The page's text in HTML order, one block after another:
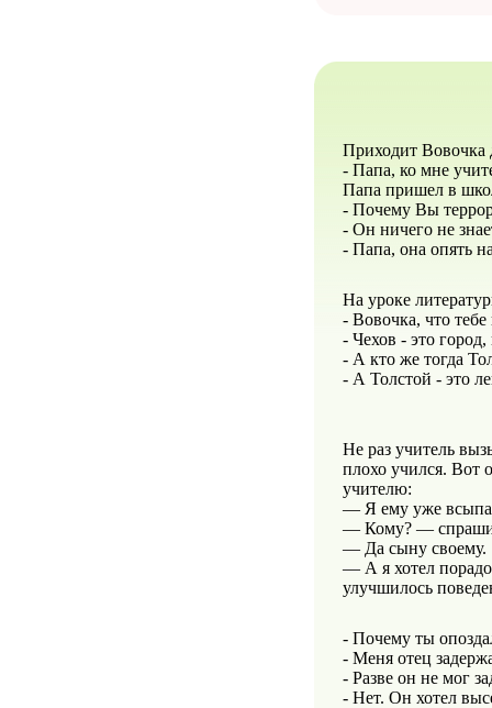
Приходит Вовочка
- Папа, ко мне
Папа пришел в
- Почему Вы
- Он ничего не
- Папа, она опять
На уроке
- Вовочка, что
- Чехов - это
- А кто же тогда
- А Толстой - это
Не раз учитель
плохо учился. Вот
учителю:
— Я ему уже
— Кому? —
— Да сыну своему.
— А я хотел
улучшилось
- Почему ты
- Меня отец
- Разве он не мог
- Нет. Он хотел